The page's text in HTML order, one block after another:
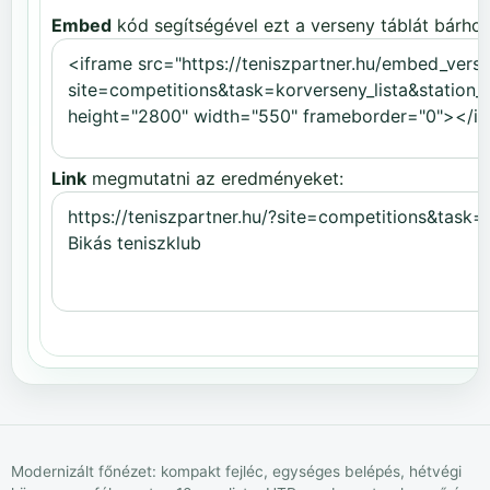
Embed kód segítségével ezt a verseny táblát
Link megmutatni az eredményeket:
Modernizált főnézet: kompakt fejléc, egységes belépés, hétvégi